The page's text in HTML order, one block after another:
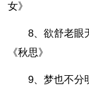
女》
8、欲舒老
《秋思》
9、梦也不